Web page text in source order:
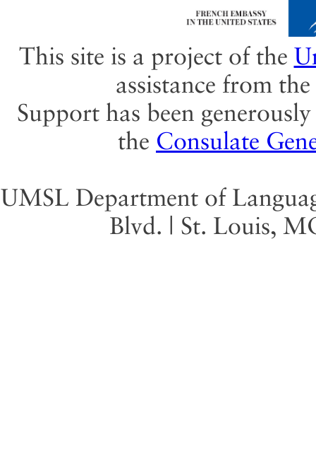
This site is a project of the
assistance from the
Support has been
the Consulate
UMSL Department of
Blvd. | St. Louis,